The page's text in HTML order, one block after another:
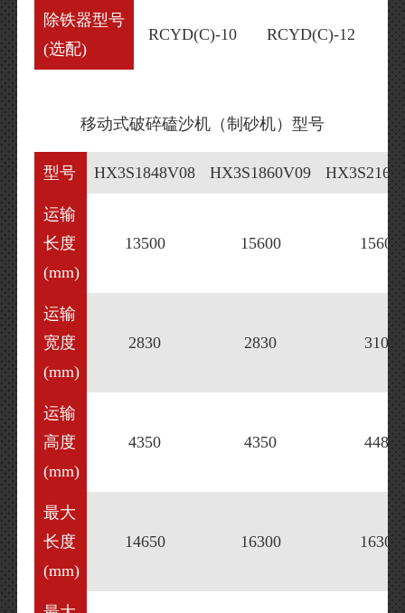
除铁器型号
(选配)
RCYD(C)-10 RCYD(C)-12
移动式破碎磕沙机（制砂机）型号
型号 HX3S1848V08 HX3S1860V09
运输
长度
(mm)
13500 15600 15600
运输
宽度
(mm)
2830 2830 3100
运输
高度
(mm)
4350 4350 4480
最大
长度
(mm)
14650 16300 16300